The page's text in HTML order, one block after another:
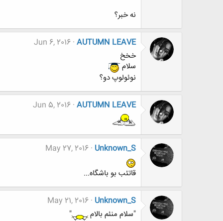
نه خبر؟
AUTUMN LEAVE
Jun 6, 2016
خخخ
سلام
نوئولوپ دو؟
AUTUMN LEAVE
Jun 5, 2016
Unknown_S
May 27, 2016
قاتئب بو باشگاه...
Unknown_S
May 21, 2016
"سلام منئم بالام
"